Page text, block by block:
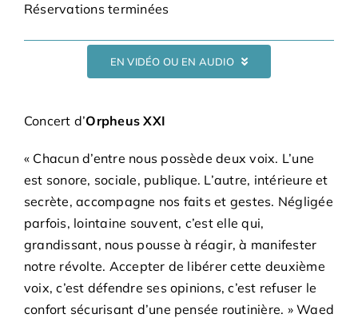
Réservations terminées
EN VIDÉO OU EN AUDIO
Concert d’Orpheus XXI
« Chacun d’entre nous possède deux voix. L’une
est sonore, sociale, publique. L’autre, intérieure et
secrète, accompagne nos faits et gestes. Négligée
parfois, lointaine souvent, c’est elle qui,
grandissant, nous pousse à réagir, à manifester
notre révolte. Accepter de libérer cette deuxième
voix, c’est défendre ses opinions, c’est refuser le
confort sécurisant d’une pensée routinière. » Waed